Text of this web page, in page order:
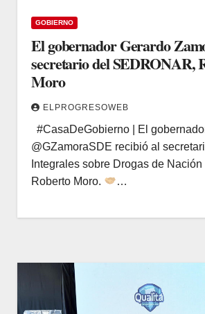
GOBIERNO
El gobernador Gerardo
secretario del SEDRONAR,
Moro
ELPROGRESOWEB
#CasaDeGobierno | El
@GZamoraSDE recibió al
Integrales sobre Drogas de
Roberto Moro.
…